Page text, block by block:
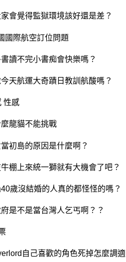
會覺得監獄環境該好還是差？
國際航空訂位問題
讀不完小書痴會快樂嗎？
天航運大奇蹟日教訓航酸嗎？
性感
龍貓不能挑戰
初島的原因是什麼啊？
棚上來統一獅就有大機會了吧？
歲沒結婚的人真的都怪怪的嗎？
是不是當台灣人乞丐啊？？
自己喜歡的角色死掉怎麼調適